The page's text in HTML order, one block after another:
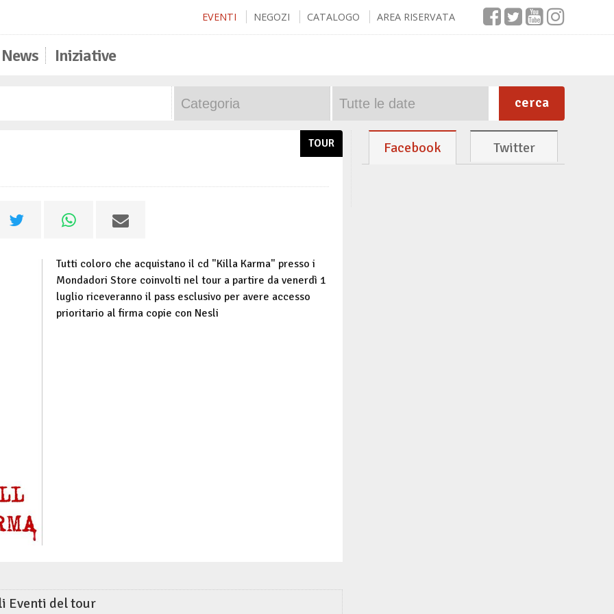
EVENTI NEGOZI CATALOGO AREA RISERVATA
News Iniziative
cerca
TOUR
Tutti coloro che acquistano il cd "Killa Karma" presso i
Mondadori Store coinvolti nel tour a partire da venerdì 1
luglio riceveranno il pass esclusivo per avere accesso
prioritario al firma copie con Nesli
Eventi del tour
Facebook Twitter